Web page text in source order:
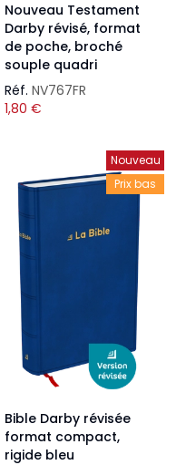
Nouveau Testament
Darby révisé, format
de poche, broché
souple quadri
Réf. NV767FR
1,80 €
Nouveau
Prix bas
Bible Darby révisée
format compact,
rigide bleu